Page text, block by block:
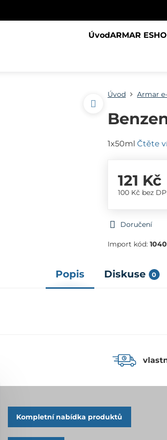
ÚvodARMAR
Úvod Armar
1x50ml Čtěte
121 Kč
100 Kč bez
Doručení
Import kód:
Popis Diskuse 0
Kompletní nabídka produktů